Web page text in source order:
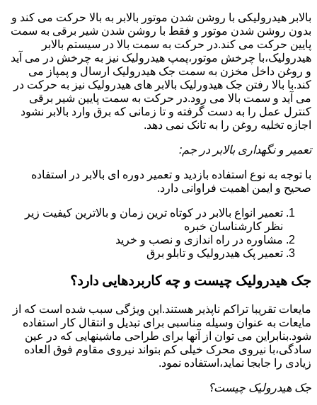
بالابر هیدرولیکی با روشن شدن موتور بالابر به بالا حرکت می کند و
بدون روشن شدن موتور و فقط با روشن شدن شیر برقی به سمت
پایین حرکت می کند.در حرکت به سمت بالا در سیستم بالابر
هیدرولیک،با چرخش موتور،پمپ هیدرولیک نیز به چرخش در می آید
و روغن داخل مخزن به سمت جک هیدرولیک ارسال و پمپاز می
کند.با بالا رفتن جک هیدورلیک بالابر های هیدرولیک نیز به حرکت در
می آید و سمت بالا می رود.در حرکت به سمت پایین شیر برقی
کنترل عمل را به دست گرفته و تا زمانی که برق وارد بالابر نشود
اجازه تخلیه روغن را به تانک نمی دهد.
تعمیر و نگهداری بالابر در جم:
با توجه به نوع استفاده بازدید و تعمیر دوره ای بالابر در استفاده
صحیح و ایمن اهمیت فراوانی دارد.
تعمیر انواع بالابر در کوتاه ترین زمان و بالاترین کیفیت زیر
نظر کارشناسان خبره
مشاوره در راه اندازی و نصب و خرید
تعمیر پک هیدرولیک و تابلو برق
جک هیدرولیک چیست و چه کاربردهایی دارد؟
مایعات تقریبا تراکم ناپذیر هستند.این ویژگی سبب شده است که از
مایعات به عنوان وسیله مناسبی برای تبدیل و انتقال کار استفاده
شود.بنابراین می توان از آنها برای طراحی ماشینهایی که در عین
سادگی،با نیروی محرک خیلی کم بتواند نیروی مقاوم فوق العاده
زیادی را جابجا نماید،استفاده نمود.
جک هیدرولیک چیست؟